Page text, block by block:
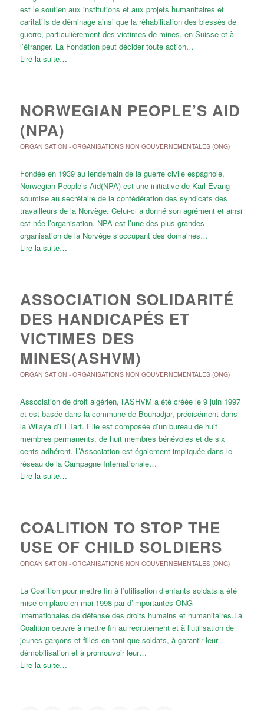
est le soutien aux institutions et aux projets humanitaires et
caritatifs de déminage ainsi que la réhabilitation des blessés de
guerre, particulièrement des victimes de mines, en Suisse et à
l’étranger. La Fondation peut décider toute action…
Lire la suite…
NORWEGIAN PEOPLE’S AID
(NPA)
ORGANISATION - ORGANISATIONS NON GOUVERNEMENTALES (ONG)
Fondée en 1939 au lendemain de la guerre civile espagnole,
Norwegian People’s Aid(NPA) est une initiative de Karl Evang
soumise au secrétaire de la confédération des syndicats des
travailleurs de la Norvège. Celui-ci a donné son agrément et ainsi
est née l’organisation. NPA est l’une des plus grandes
organisation de la Norvège s’occupant des domaines…
Lire la suite…
ASSOCIATION SOLIDARITÉ
DES HANDICAPÉS ET
VICTIMES DES
MINES(ASHVM)
ORGANISATION - ORGANISATIONS NON GOUVERNEMENTALES (ONG)
Association de droit algérien, l’ASHVM a été créée le 9 juin 1997
et est basée dans la commune de Bouhadjar, précisément dans
la Wilaya d’El Tarf. Elle est composée d’un bureau de huit
membres permanents, de huit membres bénévoles et de six
cents adhérent. L’Association est également impliquée dans le
réseau de la Campagne Internationale…
Lire la suite…
COALITION TO STOP THE
USE OF CHILD SOLDIERS
ORGANISATION - ORGANISATIONS NON GOUVERNEMENTALES (ONG)
La Coalition pour mettre fin à l’utilisation d’enfants soldats a été
mise en place en mai 1998 par d’importantes ONG
internationales de défense des droits humains et humanitaires.La
Coalition oeuvre à mettre fin au recrutement et à l’utilisation de
jeunes garçons et filles en tant que soldats, à garantir leur
démobilisation et à promouvoir leur…
Lire la suite…